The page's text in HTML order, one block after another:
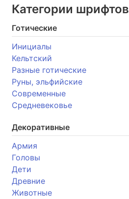
Категории шрифтов
Готические
Инициалы
Кельтский
Разные готические
Руны, эльфийские
Современные
Средневековье
Декоративные
Армия
Головы
Дети
Древние
Животные